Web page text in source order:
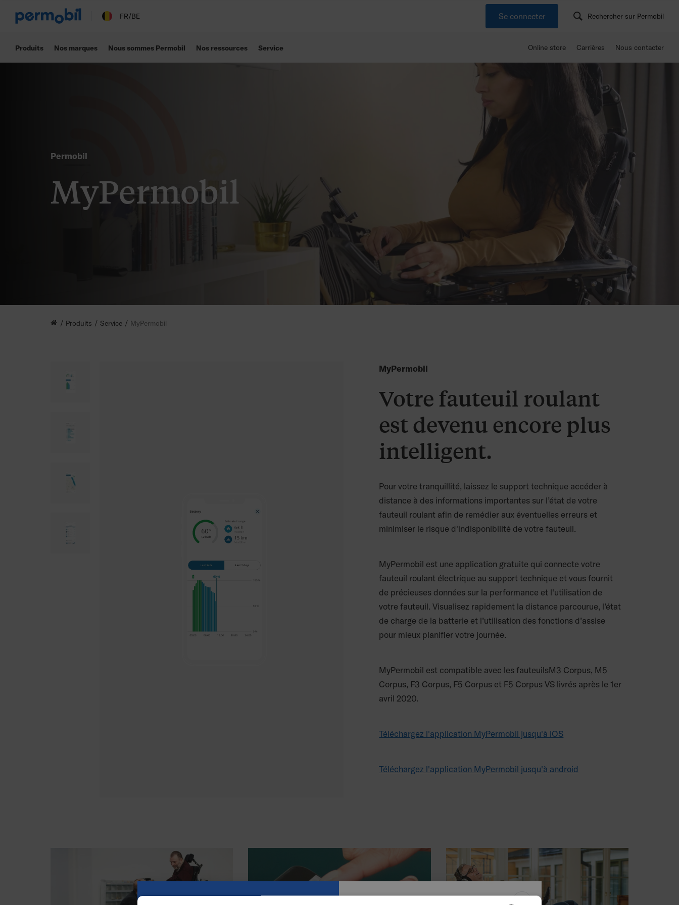
FR/BE Se connecter Rechercher sur Permobil
Produits Nos marques Nous sommes Permobil Nos ressources Service Online store Carrières Nous contacter
Permobil
MyPermobil
Produits Service MyPermobil
MyPermobil
Votre fauteuil roulant
est devenu encore plus
intelligent.
Pour votre tranquillité, laissez le support technique accéder à
distance à des informations importantes sur l’état de votre
fauteuil roulant afin de remédier aux éventuelles erreurs et
minimiser le risque d'indisponibilité de votre fauteuil.
MyPermobil est une application gratuite qui connecte votre
fauteuil roulant électrique au support technique et vous fournit
de précieuses données sur la performance et l'utilisation de
votre fauteuil. Visualisez rapidement la distance parcourue, l’état
de charge de la batterie et l’utilisation des fonctions d’assise
pour mieux planifier votre journée.
MyPermobil est compatible avec les fauteuilsM3 Corpus, M5
Corpus, F3 Corpus, F5 Corpus et F5 Corpus VS livrés après le 1er
avril 2020.
Téléchargez l'application MyPermobil jusqu'à iOS
Téléchargez l'application MyPermobil jusqu'à android